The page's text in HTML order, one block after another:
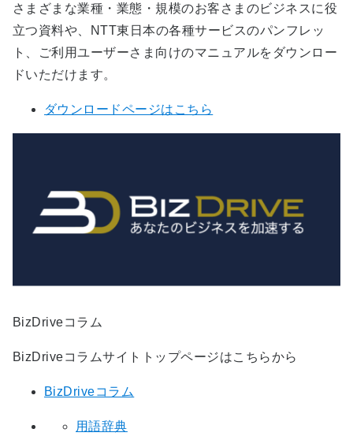
さまざまな業種・業態・規模のお客さまのビジネスに役
立つ資料や、NTT東日本の各種サービスのパンフレッ
ト、ご利用ユーザーさま向けのマニュアルをダウンロー
ドいただけます。
ダウンロードページはこちら
BizDriveコラム
BizDriveコラムサイトトップページはこちらから
BizDriveコラム
用語辞典